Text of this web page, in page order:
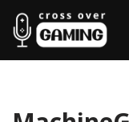
Hopp
til